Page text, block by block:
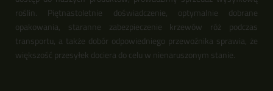
roślin. Piętnastoletnie doświadczenie, optymalnie dobrane
opakowania, staranne zabezpieczenie krzewów róż podczas
transportu, a także dobór odpowiedniego przewoźnika sprawia, że
większość przesyłek dociera do celu w nienaruszonym stanie.